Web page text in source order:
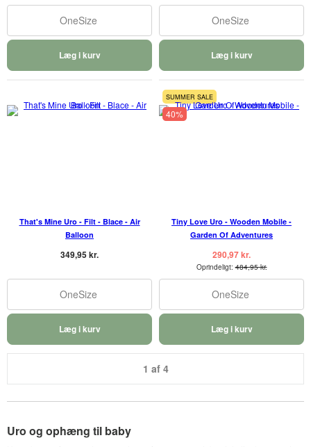
OneSize
Læg i kurv
OneSize
Læg i kurv
That's Mine Uro - Filt - Blace - Air
Balloon
349,95 kr.
OneSize
Læg i kurv
SUMMER SALE
40%
Tiny Love Uro - Wooden Mobile -
Garden Of Adventures
290,97 kr.
Oprindeligt:484,95 kr.
OneSize
Læg i kurv
1 af 4
Uro og ophæng til baby